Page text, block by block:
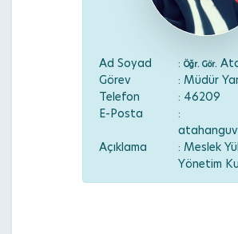
Ad Soyad :Öğr. Gör.
Görev
: Müdür
Telefon
: 46209
E-Posta
:
Açıklama
: Meslek
Yönetim